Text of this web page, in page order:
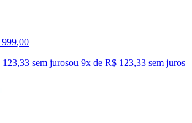
999,00
sem jurosou 9x de R$ 123,33 sem juros